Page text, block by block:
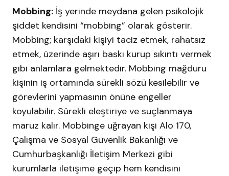
Mobbing: İş yerinde meydana gelen psikolojik
şiddet kendisini “mobbing” olarak gösterir.
Mobbing; karşıdaki kişiyi taciz etmek, rahatsız
etmek, üzerinde aşırı baskı kurup sıkıntı vermek
gibi anlamlara gelmektedir. Mobbing mağduru
kişinin iş ortamında sürekli sözü kesilebilir ve
görevlerini yapmasının önüne engeller
koyulabilir. Sürekli eleştiriye ve suçlanmaya
maruz kalır. Mobbinge uğrayan kişi Alo 170,
Çalışma ve Sosyal Güvenlik Bakanlığı ve
Cumhurbaşkanlığı İletişim Merkezi gibi
kurumlarla iletişime geçip hem kendisini